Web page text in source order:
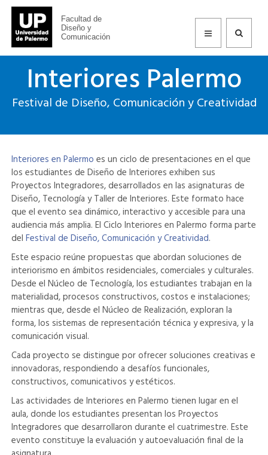
Facultad de
Diseño y
Comunicación
Interiores Palermo
Festival de Diseño, Comunicación y Creatividad
Interiores en Palermo es un ciclo de presentaciones en el que
los estudiantes de Diseño de Interiores exhiben sus
Proyectos Integradores, desarrollados en las asignaturas de
Diseño, Tecnología y Taller de Interiores. Este formato hace
que el evento sea dinámico, interactivo y accesible para una
audiencia más amplia. El Ciclo Interiores en Palermo forma parte
delFestival de Diseño, Comunicación y Creatividad.
Este espacio reúne propuestas que abordan soluciones de
interiorismo en ámbitos residenciales, comerciales y culturales.
Desde el Núcleo de Tecnología, los estudiantes trabajan en la
materialidad, procesos constructivos, costos e instalaciones;
mientras que, desde el Núcleo de Realización, exploran la
forma, los sistemas de representación técnica y expresiva, y la
comunicación visual.
Cada proyecto se distingue por ofrecer soluciones creativas e
innovadoras, respondiendo a desafíos funcionales,
constructivos, comunicativos y estéticos.
Las actividades de Interiores en Palermo tienen lugar en el
aula, donde los estudiantes presentan los Proyectos
Integradores que desarrollaron durante el cuatrimestre. Este
evento constituye la evaluación y autoevaluación final de la